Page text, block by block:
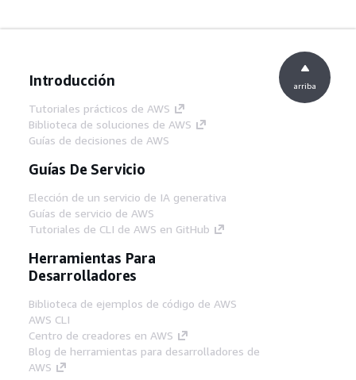
Introducción
Tutoriales prácticos de AWS
Biblioteca de soluciones de AWS
Guías de decisiones de AWS
Guías De Servicio
Elección de un servicio de IA generativa
Guías de servicio de AWS
Tutoriales de CLI de AWS en GitHub
Herramientas Para
Desarrolladores
Biblioteca de ejemplos de código de AWS
AWS CLI
Centro de creadores en AWS
Blog de herramientas para desarrolladores de
AWS
arriba